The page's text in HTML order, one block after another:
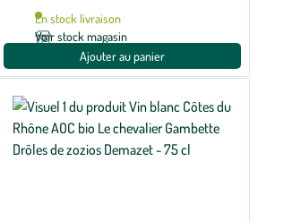
En stock livraison
Voir stock magasin
Ajouter au panier